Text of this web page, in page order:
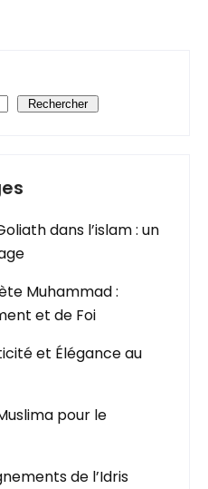
Rechercher
dans l’islam : un
Muhammad :
et de Foi
et Élégance au
pour le
de l’Idris